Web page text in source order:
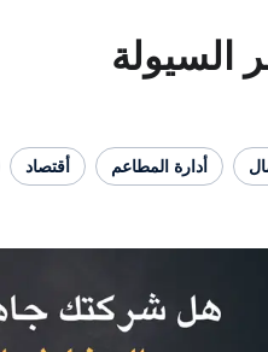
السيولة
أدارة المطاعم أقتصاد